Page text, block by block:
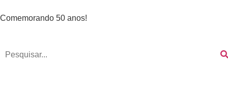
Comemorando 50 anos!